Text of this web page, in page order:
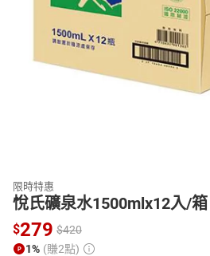
日本購物 電子/紙本書
HOT
限時特惠
悅氏礦泉水1500mlx12入/箱
$279 $420
1% (賺2點)